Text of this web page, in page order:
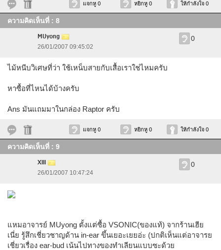
แจกหู 0 หยิกหู 0 ให้กำลังใจ 0
ความคิดเห็นที่ : 8
MUyong
26/01/2007 09:45:02
0
ไม้หนีบวิเศษที่ว่า ใช้เหน็บสายกับเสื้อเราใช่ไหมครับ
หาซื้อที่ไหนได้บ้างครับ
Ans มันแถมมาในกล่อง Raptor ครับ
แจกหู 0 หยิกหู 0 ให้กำลังใจ 0
ความคิดเห็นที่ : 9
XIII
26/01/2007 10:47:24
0
แหมอาจารย์ MUyong ตั้งแต่ซื้อ VSONIC(ของแท้) จากร้านเฮีย
เนี่ย รู้สึกเชี่ยวชาญด้าน in-ear ขึ้นเยอะเยยอ่ะ (ปกติเห็นแต่อาจารย
เชี่ยวเรื่อง ear-bud เน้นไปทางของทำเลียนแบบซะด้วย